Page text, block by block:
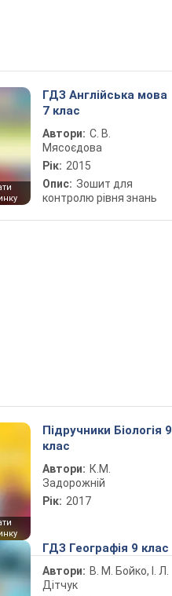
ГДЗ Англійська мова
7 клас
Автори: С. В.
Мясоєдова
Рік: 2015
Опис: Зошит для
контролю рівня знань
Підручники Біологія 9
клас
Автори: К.М.
Задорожній
Рік: 2017
ГДЗ Географія 9 клас
Автори: В. М. Бойко, І. Л.
Дітчук